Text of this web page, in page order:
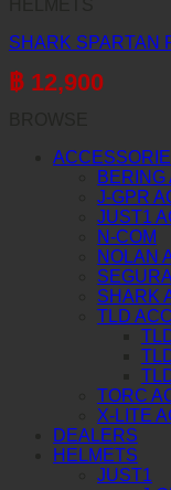
SHARK SPARTAN
฿ 12,900
BERING
J-GPR
JUST1
N-COM
NOLAN
SHARK
TLD
TORC
X-LITE
DEALERS
HELMETS
JUST1